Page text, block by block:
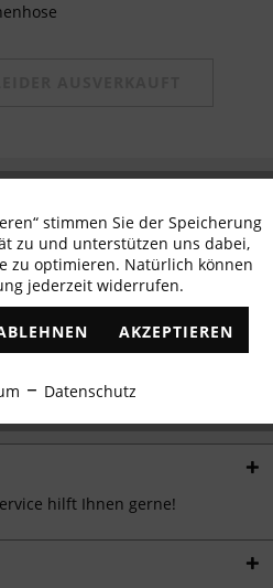
✓ Die aktuellsten Trends
hilft Ihnen gerne!
Aktiv
Inaktiv
Inaktiv
Inaktiv
stimmen Sie der Speicherung
zu und unterstützen uns dabei,
zu optimieren. Natürlich können
jederzeit widerrufen.
AKZEPTIEREN
Datenschutz